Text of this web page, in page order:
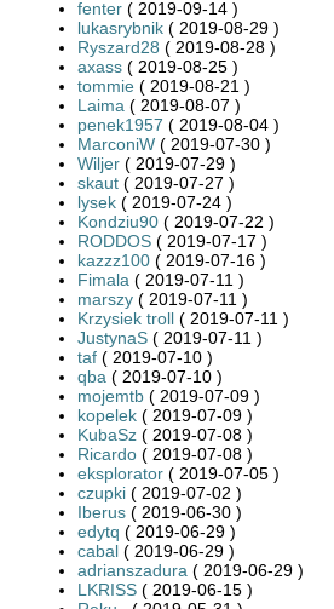
fenter ( 2019-09-14 )
lukasrybnik ( 2019-08-29 )
Ryszard28 ( 2019-08-28 )
axass ( 2019-08-25 )
tommie ( 2019-08-21 )
Laima ( 2019-08-07 )
penek1957 ( 2019-08-04 )
MarconiW ( 2019-07-30 )
Wiljer ( 2019-07-29 )
skaut ( 2019-07-27 )
lysek ( 2019-07-24 )
Kondziu90 ( 2019-07-22 )
RODDOS ( 2019-07-17 )
kazzz100 ( 2019-07-16 )
Fimala ( 2019-07-11 )
marszy ( 2019-07-11 )
Krzysiek troll ( 2019-07-11 )
JustynaS ( 2019-07-11 )
taf ( 2019-07-10 )
qba ( 2019-07-10 )
mojemtb ( 2019-07-09 )
kopelek ( 2019-07-09 )
KubaSz ( 2019-07-08 )
Ricardo ( 2019-07-08 )
eksplorator ( 2019-07-05 )
czupki ( 2019-07-02 )
Iberus ( 2019-06-30 )
edytq ( 2019-06-29 )
cabal ( 2019-06-29 )
adrianszadura ( 2019-06-29 )
LKRISS ( 2019-06-15 )